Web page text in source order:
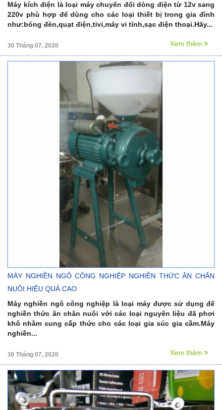
Máy kích điện là loại máy chuyển đổi dòng điện từ 12v sang
220v phù hợp để dùng cho các loại thiết bị trong gia đình
như:bóng đèn,quạt điện,tivi,máy vi tính,sạc điện thoại.Hãy...
30 Tháng 07, 2020 Xem thêm
MÁY NGHIỀN NGÔ CÔNG NGHIỆP NGHIỀN THỨC ĂN CHĂN
NUÔI HIỆU QUẢ CAO
Máy nghiền ngô công nghiệp là loại máy được sử dụng để
nghiền thức ăn chăn nuôi với các loại nguyên liệu đã phơi
khô nhằm cung cấp thức cho các loại gia súc gia cầm.Máy
nghiền...
30 Tháng 07, 2020 Xem thêm